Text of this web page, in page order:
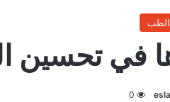
الطب
في تحسين
0